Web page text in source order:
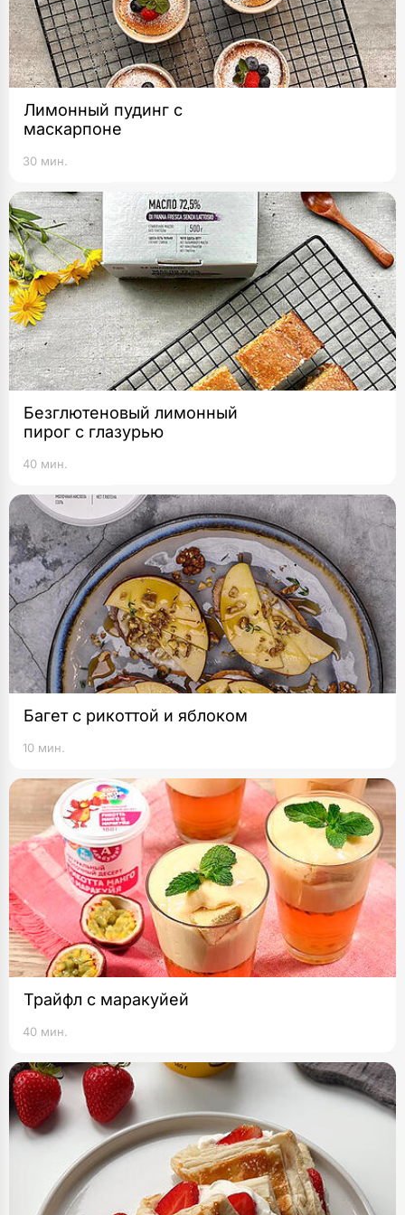
Лимонный пудинг с
маскарпоне
30 мин.
Безглютеновый лимонный
пирог с глазурью
40 мин.
Багет с рикоттой и яблоком
10 мин.
Трайфл с маракуйей
40 мин.